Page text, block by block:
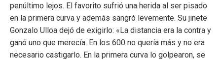
penúltimo lejos. El favorito sufrió una herida al ser pisado
en la primera curva y además sangró levemente. Su jinete
Gonzalo Ulloa dejó de exigirlo: «La distancia era la contra y
ganó uno que merecía. En los 600 no quería más y no era
necesario castigarlo. En la primera curva lo golpearon, se